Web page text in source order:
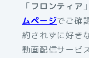
「フロンティア
ムページでご確
約されずに好き
動画配信サービ